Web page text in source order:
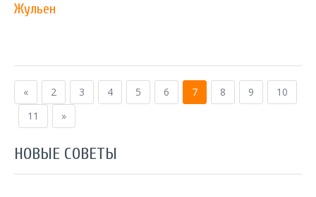
Жульен
« 2 3 4 5 6 7 8 9
10
11
»
НОВЫЕ СОВЕТЫ